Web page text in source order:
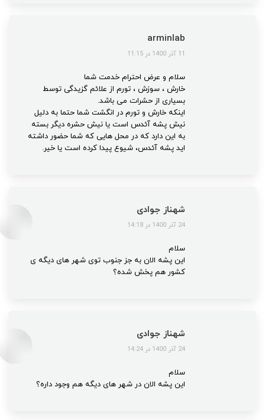
arminlab
گفت:
11 آذر 1400 در 11:15
سلام و عرض احترام خدمت شما
خارش ، سوزش ، تورم از علائم گزیدگی توسط
بسیاری از حشرات می باشد.
اینکه خارش و تورم در انگشت شما حتما به دلیل
نیش پشه آئدس است یا نیش حشره دیگر بسته
به این دارد که در محل هایی که شما حضور داشته
اید پشه آئدس، شیوع پیدا کرده است یا خیر.
شهناز جوادی
گفت:
24 آذر 1400 در 14:18
سلام
این پشه الان به جز جنوب توی شهر های دیگه ی
کشور هم پخش شده؟
شهناز جوادی
گفت:
24 آذر 1400 در 14:24
سلام
این پشه الان در شهر های دیگه هم وجود داره؟